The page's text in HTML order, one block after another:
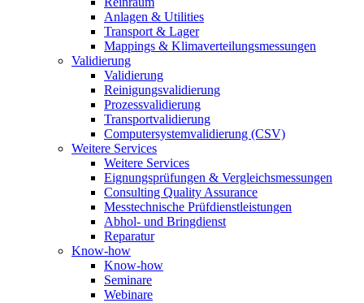
Anlagen & Utilities
Transport & Lager
Mappings & Klimaverteilungsmessungen
Validierung
Validierung
Reinigungsvalidierung
Prozessvalidierung
Transportvalidierung
Computersystemvalidierung (CSV)
Weitere Services
Weitere Services
Eignungsprüfungen & Vergleichsmessungen
Consulting Quality Assurance
Messtechnische Prüfdienstleistungen
Abhol- und Bringdienst
Reparatur
Know-how
Know-how
Seminare
Webinare